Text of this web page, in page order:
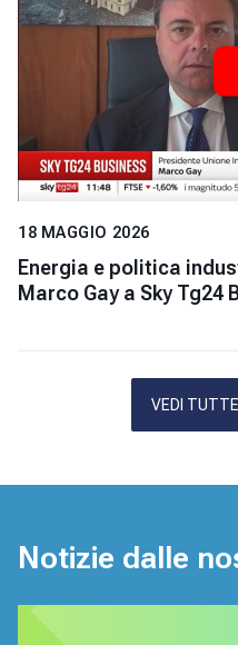
18 MAGGIO 2026
Energia e politica
Marco Gay a Sky Tg24
VEDI
Notizie dalle